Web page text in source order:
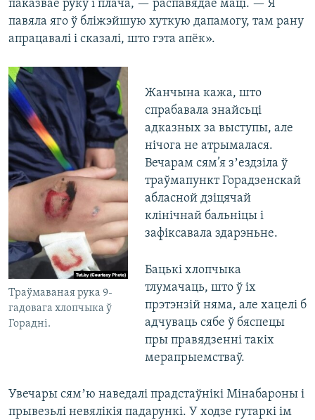
паказвае руку і плача, — распавядае маці. — Я
павяла яго ў бліжэйшую хуткую дапамогу, там рану
апрацавалі і сказалі, што гэта апёк».
Траўмаваная рука 9-
гадовага хлопчыка ў
Горадні.
Жанчына кажа, што
спрабавала знайсьці
адказных за выступы, але
нічога не атрымалася.
Вечарам сям’я зʼездзіла ў
траўмапункт Горадзенскай
абласной дзіцячай
клінічнай бальніцы і
зафіксавала здарэньне.
Бацькі хлопчыка
тлумачаць, што ў іх
прэтэнзій няма, але хацелі б
адчуваць сябе ў бяспецы
пры правядзенні такіх
мерапрыемстваў.
Увечары сямʼю наведалі прадстаўнікі Мінабароны і
прывезьлі невялікія падарункі. У ходзе гутаркі ім